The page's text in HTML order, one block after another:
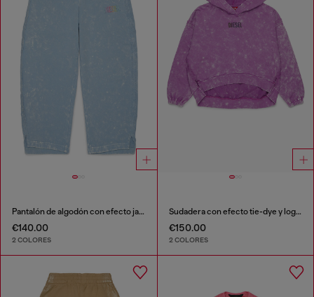
Pantalón de algodón con efecto jaspeado
€140.00
2 COLORES
Sudadera con efecto tie-dye y logo arcoíris
€150.00
2 COLORES